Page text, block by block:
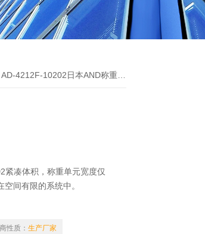
4212F-10202日本AND称重传感器
紧凑体积，称重单元宽度仅
间有限的系统中。
性质： 生产厂家